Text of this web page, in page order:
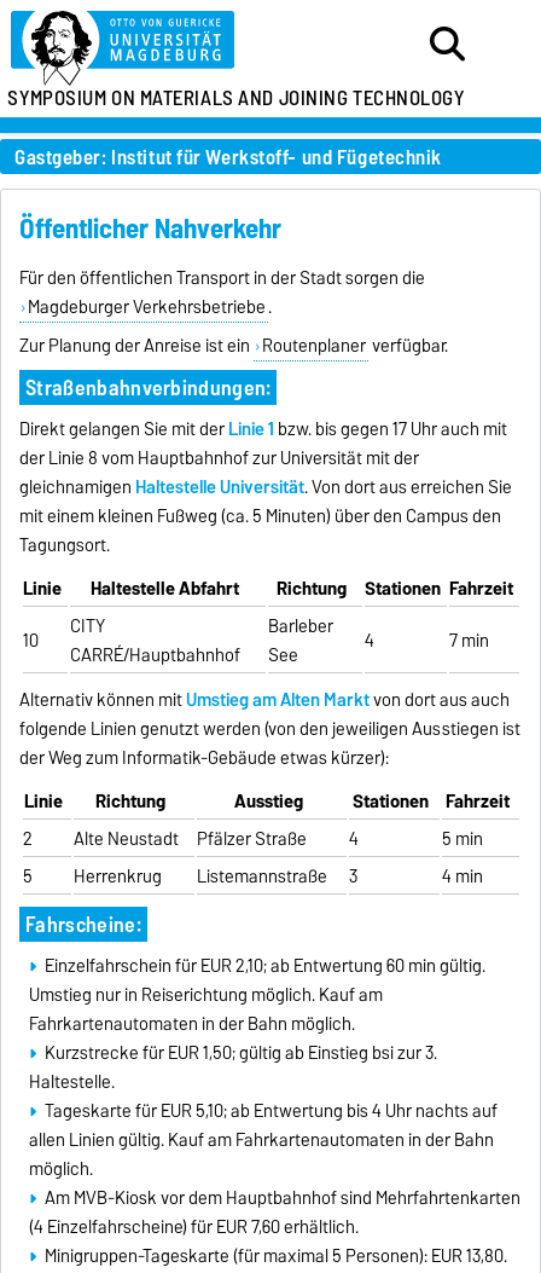
SYMPOSIUM ON MATERIALS AND JOINING TECHNOLOGY
Gastgeber: Institut für Werkstoff- und Fügetechnik
Öffentlicher Nahverkehr
Für den öffentlichen Transport in der Stadt sorgen die
Magdeburger Verkehrsbetriebe.
Zur Planung der Anreise ist ein Routenplaner verfügbar.
Straßenbahnverbindungen:
Direkt gelangen Sie mit derLinie 1 bzw. bis gegen 17 Uhr auch mit
der Linie 8 vom Hauptbahnhof zur Universität mit der
gleichnamigen Haltestelle Universität. Von dort aus erreichen Sie
mit einem kleinen Fußweg (ca. 5 Minuten) über den Campus den
Tagungsort.
Linie
Haltestelle Abfahrt Richtung Stationen Fahrzeit
10
CITY
CARRÉ/Hauptbahnhof
Barleber
See
4 7 min
Alternativ können mitUmstieg am Alten Marktvon dort aus auch
folgende Linien genutzt werden (von den jeweiligen Ausstiegen ist
der Weg zum Informatik-Gebäude etwas kürzer):
Linie
Richtung Ausstieg Stationen Fahrzeit
2
Alte Neustadt Pfälzer Straße 4
5 min
5
Herrenkrug Listemannstraße 3 4 min
Fahrscheine:
Einzelfahrschein für EUR 2,10; ab Entwertung 60 min gültig.
Umstieg nur in Reiserichtung möglich. Kauf am
Fahrkartenautomaten in der Bahn möglich.
Kurzstrecke für EUR 1,50; gültig ab Einstieg bsi zur 3.
Haltestelle.
Tageskarte für EUR 5,10; ab Entwertung bis 4 Uhr nachts auf
allen Linien gültig. Kauf am Fahrkartenautomaten in der Bahn
möglich.
Am MVB-Kiosk vor dem Hauptbahnhof sind Mehrfahrtenkarten
(4 Einzelfahrscheine) für EUR 7,60 erhältlich.
Minigruppen-Tageskarte (für maximal 5 Personen): EUR 13,80.